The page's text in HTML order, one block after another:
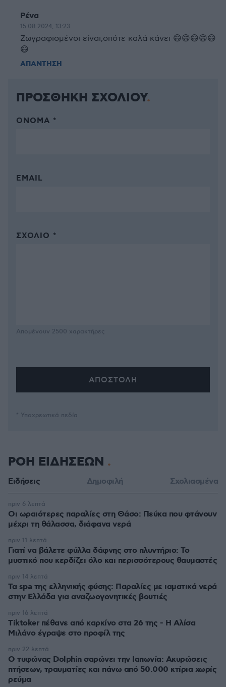
Ρένα
15.08.2024, 13:23
Ζωγραφισμένοι είναι,οπότε καλά κάνει 😄😄😄😄😄
😄
ΑΠΑΝΤΗΣΗ
ΠΡΟΣΘΗΚΗ ΣΧΟΛΙΟΥ
ΌΝΟΜΑ *
EMAIL
ΣΧΌΛΙΟ *
Απομένουν 2500 χαρακτήρες
* Υποχρεωτικά πεδία
ΡΟΗ ΕΙΔΗΣΕΩΝ
Ειδήσεις Δημοφιλή Σχολιασμένα
Οι ωραιότερες παραλίες στη Θάσο: Πεύκα που φτάνουν
μέχρι τη θάλασσα, διάφανα νερά
πριν 6 λεπτά
Γιατί να βάλετε φύλλα δάφνης στο πλυντήριο: Το
μυστικό που κερδίζει όλο και περισσότερους θαυμαστές
πριν 11 λεπτά
Τα spa της ελληνικής φύσης: Παραλίες με ιαματικά νερά
στην Ελλάδα για αναζωογονητικές βουτιές
πριν 14 λεπτά
Tiktoker πέθανε από καρκίνο στα 26 της - Η Αλίσα
Μιλάνο έγραψε στο προφίλ της
πριν 16 λεπτά
Ο τυφώνας Dolphin σαρώνει την Ιαπωνία: Ακυρώσεις
πτήσεων, τραυματίες και πάνω από 50.000 κτίρια χωρίς
ρεύμα
πριν 22 λεπτά